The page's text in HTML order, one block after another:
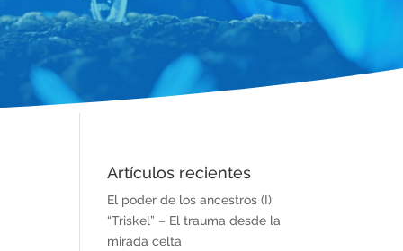
Artículos recientes
El poder de los ancestros (I):
“Triskel” – El trauma desde la
mirada celta